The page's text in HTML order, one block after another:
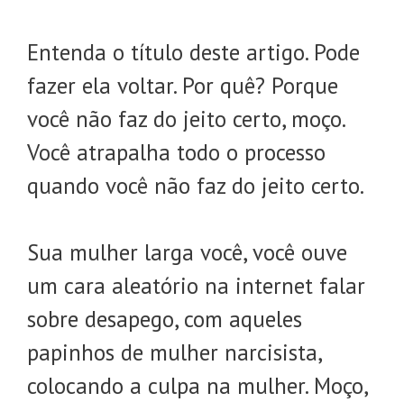
Entenda o título deste artigo. Pode
fazer ela voltar. Por quê? Porque
você não faz do jeito certo, moço.
Você atrapalha todo o processo
quando você não faz do jeito certo.
Sua mulher larga você, você ouve
um cara aleatório na internet falar
sobre desapego, com aqueles
papinhos de mulher narcisista,
colocando a culpa na mulher. Moço,